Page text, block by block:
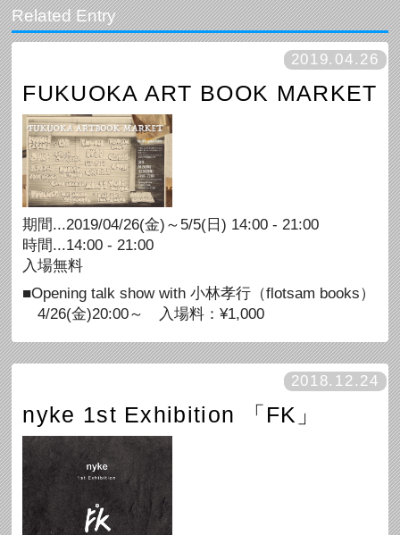
2019.04.26
FUKUOKA ART BOOK MARKET
期間...2019/04/26(金)～5/5(日) 14:00 - 21:00
時間...14:00 - 21:00
入場無料
■Opening talk show with 小林孝行（flotsam books）
4/26(金)20:00～ 入場料：¥1,000
2018.12.24
nyke 1st Exhibition 「FK」